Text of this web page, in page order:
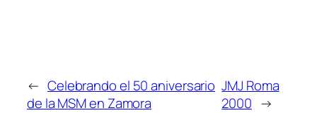
← Celebrando el 50 aniversario
de la MSM en Zamora
JMJ Roma
2000 →